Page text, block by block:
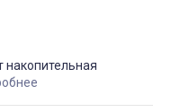
накопительная